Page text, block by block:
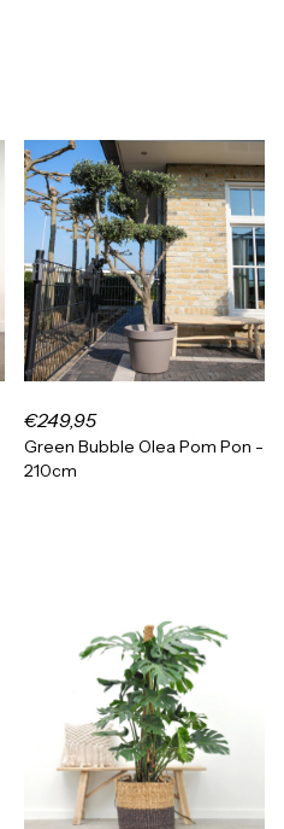
€249,95
Green Bubble Olea Pom Pon -
210cm